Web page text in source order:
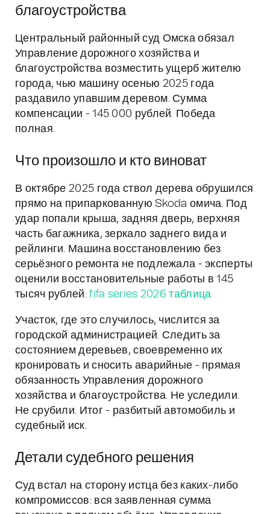
благоустройства
Центральный районный суд Омска обязал
Управление дорожного хозяйства и
благоустройства возместить ущерб жителю
города, чью машину осенью 2025 года
раздавило упавшим деревом. Сумма
компенсации - 145 000 рублей. Победа
полная.
Что произошло и кто виноват
В октябре 2025 года ствол дерева обрушился
прямо на припаркованную Skoda омича. Под
удар попали крыша, задняя дверь, верхняя
часть багажника, зеркало заднего вида и
рейлинги. Машина восстановлению без
серьёзного ремонта не подлежала - эксперты
оценили восстановительные работы в 145
тысяч рублей.fifa series 2026 таблица
Участок, где это случилось, числится за
городской администрацией. Следить за
состоянием деревьев, своевременно их
кронировать и сносить аварийные - прямая
обязанность Управления дорожного
хозяйства и благоустройства. Не уследили.
Не срубили. Итог - разбитый автомобиль и
судебный иск.
Детали судебного решения
Суд встал на сторону истца без каких-либо
компромиссов: вся заявленная сумма